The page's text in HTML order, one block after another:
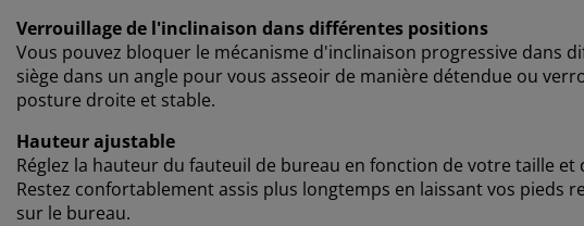
Verrouillage de l'inclinaison dans différentes positions
Vous pouvez bloquer le mécanisme d'inclinaison progressive dans
siège dans un angle pour vous asseoir de manière détendue ou
posture droite et stable.
Hauteur ajustable
Réglez la hauteur du fauteuil de bureau en fonction de votre taille
Restez confortablement assis plus longtemps en laissant vos pieds
sur le bureau.